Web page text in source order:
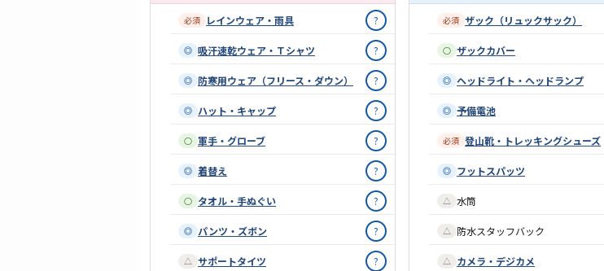
必須 レインウェア・雨具 ?
◎ 吸汗速乾ウェア・Ｔシャツ ?
◎ 防寒用ウェア（フリース・ダウン） ?
◎ ハット・キャップ ?
○ 軍手・グローブ ?
◎ 着替え ?
○ タオル・手ぬぐい ?
◎ パンツ・ズボン ?
△ サポートタイツ ?
必須 ザック（リュックサック）
○ ザックカバー
◎ ヘッドライト・ヘッドランプ
◎ 予備電池
必須 登山靴・トレッキングシューズ
◎ フットスパッツ
△ 水筒
△ 防水スタッフバック
△ カメラ・デジカメ